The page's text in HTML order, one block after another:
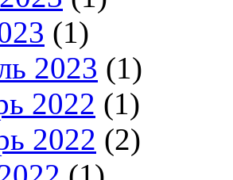
(1)
2023 (1)
2022 (1)
2022 (2)